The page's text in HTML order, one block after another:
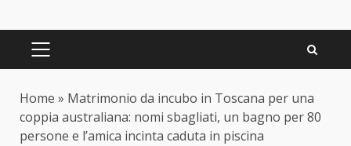
PRIMARY
Home » Matrimonio da incubo in Toscana per una
coppia australiana: nomi sbagliati, un bagno per 80
persone e l’amica incinta caduta in piscina